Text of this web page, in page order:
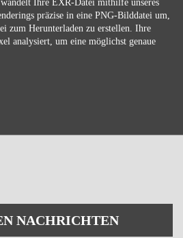
Ihre EXR-Datei mithilfe unseres
präzise in eine PNG-Bilddatei um,
zum Herunterladen zu erstellen. Ihre
analysiert, um eine möglichst genaue
NACHRICHTEN